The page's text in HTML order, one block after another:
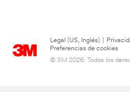
Legal (US, Inglés)
Preferencias de cookies
© 3M 2026. Todos los